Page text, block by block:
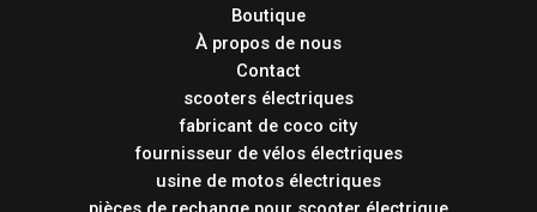
Boutique
À propos de nous
Contact
scooters électriques
fabricant de coco city
fournisseur de vélos électriques
usine de motos électriques